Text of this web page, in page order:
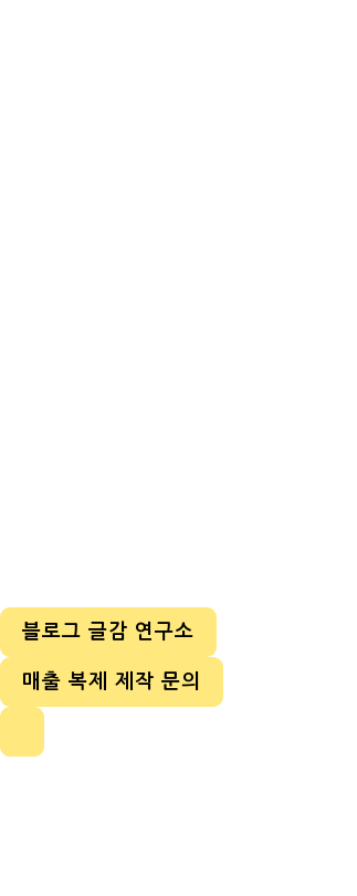
블로그 글감 연구소
매출 복제 제작 문의